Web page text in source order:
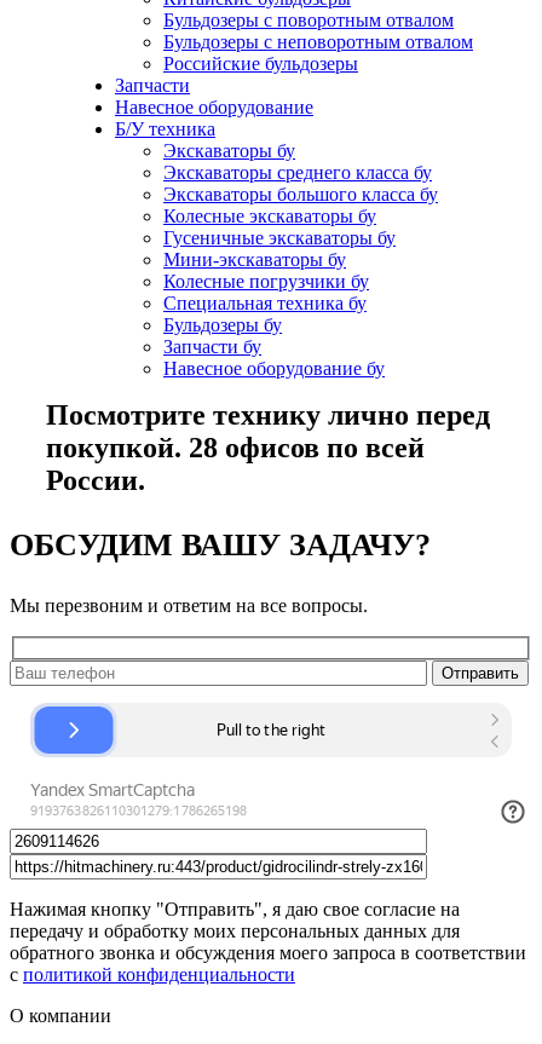
Бульдозеры с поворотным отвалом
Бульдозеры с неповоротным отвалом
Российские бульдозеры
Запчасти
Навесное оборудование
Б/У техника
Экскаваторы бу
Экскаваторы среднего класса бу
Экскаваторы большого класса бу
Колесные экскаваторы бу
Гусеничные экскаваторы бу
Мини-экскаваторы бу
Колесные погрузчики бу
Специальная техника бу
Бульдозеры бу
Запчасти бу
Навесное оборудование бу
Посмотрите технику лично перед
покупкой. 28 офисов по всей
России.
ОБСУДИМ ВАШУ ЗАДАЧУ?
Мы перезвоним и ответим на все вопросы.
Нажимая кнопку "Отправить", я даю свое согласие на
передачу и обработку моих персональных данных для
обратного звонка и обсуждения моего запроса в соответствии
с политикой конфиденциальности
О компании